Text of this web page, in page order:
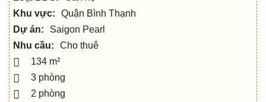
Khu vực:
Quận Bình Thạnh
Dự án:
Saigon Pearl
Nhu cầu:
Cho thuê
134 m²
3 phòng
2 phòng